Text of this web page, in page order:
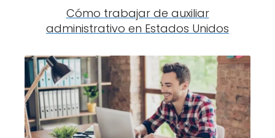
Cómo trabajar de auxiliar
administrativo en Estados Unidos